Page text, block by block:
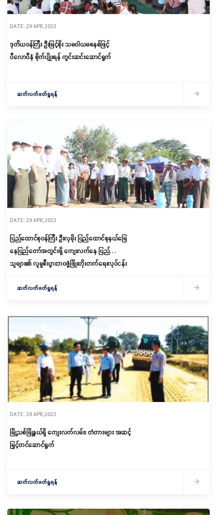
DATE: 29 APR,2023
ဒုတိယဝန်ကြီး ဦးမြင့်စိုး သမဝါယမစနစ်ဖြင့်
ပီလောပီနံ စိုက်ပျိုးရန် ကွင်းဆင်းဆောင်ရွက်
ဆက်လက်ဖတ်ရှုရန်
DATE: 29 APR,2023
ပြည်ထောင်စုဝန်ကြီး ဦးလှမိုး ပြည်ထောင်စုနယ်မြေ
နေပြည်တော်အတွင်းရှိ ကျေးလက်နေ ပြည်
သူများ၏ လူမှုစီးပွားဘဝဖွံ့ဖြိုးတိုးတက်ရေးလုပ်ငန်း
ဆက်လက်ဖတ်ရှုရန်
DATE: 28 APR,2023
မြို့သစ်မြို့နယ်ရှိ ကျေးလက်လမ်း၊ တံတားများ အဆင့်
မြှင့်တင်ဆောင်ရွက်
ဆက်လက်ဖတ်ရှုရန်